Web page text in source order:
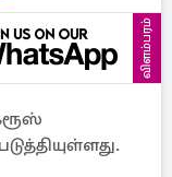
விளம்பரம்